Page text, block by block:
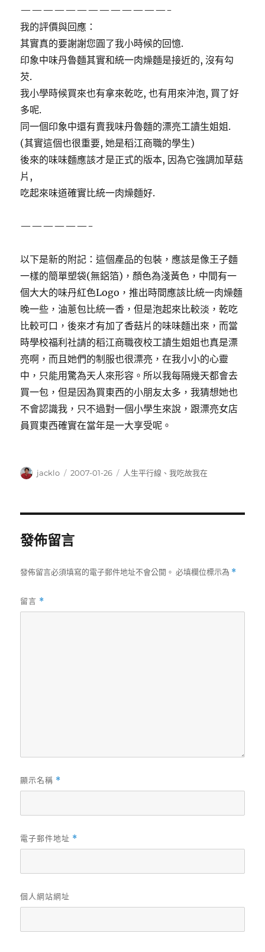
—————————————-
我的評價與回應：
其實真的要謝謝您圓了我小時候的回憶.
印象中味丹魯麵其實和統一肉燥麵是接近的, 沒有勾
芡.
我小學時候買來也有拿來乾吃, 也有用來沖泡, 買了好
多呢.
同一個印象中還有賣我味丹魯麵的漂亮工讀生姐姐.
(其實這個也很重要, 她是稻江商職的學生)
後來的味味麵應該才是正式的版本, 因為它強調加草菇
片,
吃起來味道確實比統一肉燥麵好.
——————-
以下是新的附記：這個產品的包裝，應該是像王子麵
一樣的簡單塑袋(無鋁箔)，顏色為淺黃色，中間有一
個大大的味丹紅色Logo，推出時間應該比統一肉燥麵
晚一些，油蔥包比統一香，但是泡起來比較淡，乾吃
比較可口，後來才有加了香菇片的味味麵出來，而當
時學校福利社請的稻江商職夜校工讀生姐姐也真是漂
亮啊，而且她們的制服也很漂亮，在我小小的心靈
中，只能用驚為天人來形容。所以我每隔幾天都會去
買一包，但是因為買東西的小朋友太多，我猜想她也
不會認識我，只不過對一個小學生來說，跟漂亮女店
員買東西確實在當年是一大享受呢。
作
jacklo
發
2007-01-26
分
人生平行線 、我吃故我在
發佈留言
發佈留言必須填寫的電子郵件地址不會公開。 必填欄位標示為 *
留言 *
顯示名稱 *
電子郵件地址 *
個人網站網址